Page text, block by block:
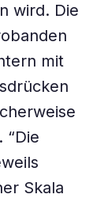
wird. Die
mit
“Die
Skala